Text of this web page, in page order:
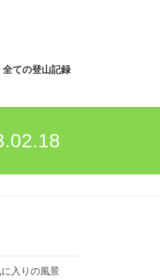
全ての登山記録
入りの風景